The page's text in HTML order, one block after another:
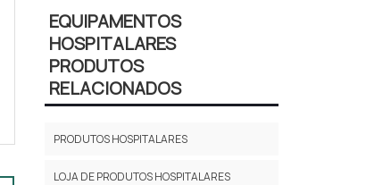
EQUIPAMENTOS
HOSPITALARES
PRODUTOS
RELACIONADOS
PRODUTOS HOSPITALARES
LOJA DE PRODUTOS HOSPITALARES